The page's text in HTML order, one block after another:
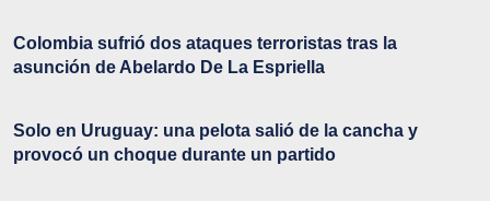
Colombia sufrió dos ataques terroristas tras la
asunción de Abelardo De La Espriella
Solo en Uruguay: una pelota salió de la cancha y
provocó un choque durante un partido